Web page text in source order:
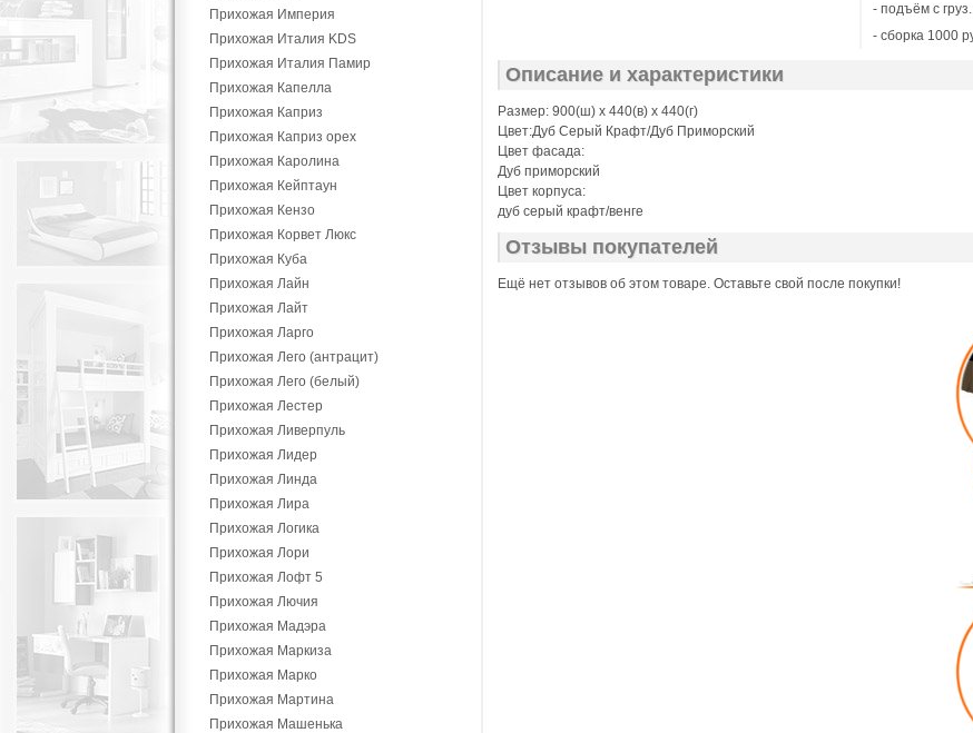
Прихожая Империя
Прихожая Италия KDS
Прихожая Италия Памир
Прихожая Капелла
Прихожая Каприз
Прихожая Каприз орех
Прихожая Каролина
Прихожая Кейптаун
Прихожая Кензо
Прихожая Корвет Люкс
Прихожая Куба
Прихожая Лайн
Прихожая Лайт
Прихожая Ларго
Прихожая Лего (антрацит)
Прихожая Лего (белый)
Прихожая Лестер
Прихожая Ливерпуль
Прихожая Лидер
Прихожая Линда
Прихожая Лира
Прихожая Логика
Прихожая Лори
Прихожая Лофт 5
Прихожая Лючия
Прихожая Мадэра
Прихожая Маркиза
Прихожая Марко
Прихожая Мартина
Прихожая Машенька
- подъём с
- сборка 1000
Описание и характеристики
Размер: 900(ш) x 440(в) x 440(г)
Цвет:Дуб Серый Крафт/Дуб Приморский
Цвет фасада:
Дуб приморский
Цвет корпуса:
дуб серый крафт/венге
Отзывы покупателей
Ещё нет отзывов об этом товаре. Оставьте свой после покупки!